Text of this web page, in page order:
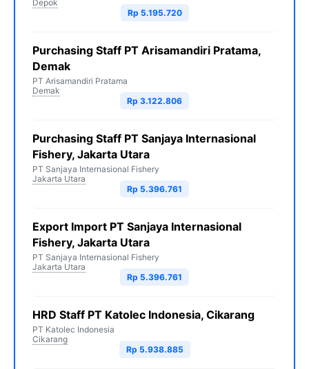
Depok
Rp 5.195.720
Purchasing Staff PT Arisamandiri Pratama,
Demak
PT Arisamandiri Pratama
Demak
Rp 3.122.806
Purchasing Staff PT Sanjaya Internasional
Fishery, Jakarta Utara
PT Sanjaya Internasional Fishery
Jakarta Utara
Rp 5.396.761
Export Import PT Sanjaya Internasional
Fishery, Jakarta Utara
PT Sanjaya Internasional Fishery
Jakarta Utara
Rp 5.396.761
HRD Staff PT Katolec Indonesia, Cikarang
PT Katolec Indonesia
Cikarang
Rp 5.938.885